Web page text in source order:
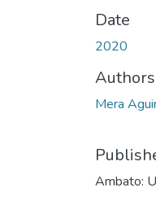
Date
2020
Authors
Mera
Ambato: